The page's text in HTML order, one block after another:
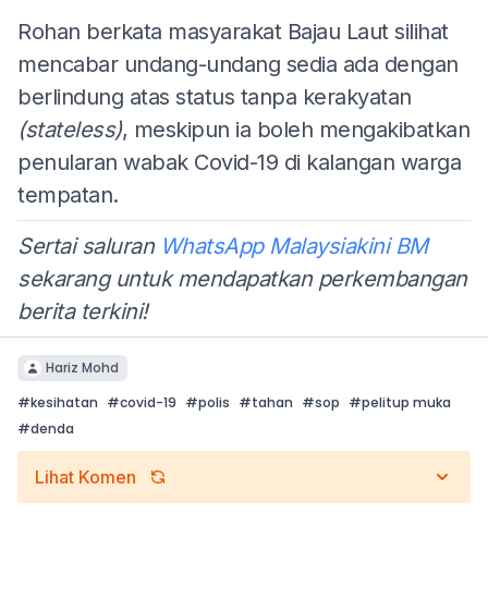
Rohan berkata masyarakat Bajau Laut silihat
mencabar undang-undang sedia ada dengan
berlindung atas status tanpa kerakyatan
(stateless), meskipun ia boleh mengakibatkan
penularan wabak Covid-19 di kalangan warga
tempatan.
Sertai saluran WhatsApp Malaysiakini BM
sekarang untuk mendapatkan perkembangan
berita terkini!
Hariz Mohd
#kesihatan #covid-19 #polis #tahan #sop #pelitup muka
#denda
Lihat Komen